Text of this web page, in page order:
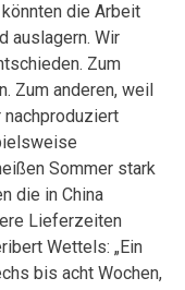
die Arbeit
auslagern. Wir
Zum
Zum anderen, weil
nachproduziert
Sommer stark
die in China
Lieferzeiten
Wettels: „Ein
bis acht Wochen,